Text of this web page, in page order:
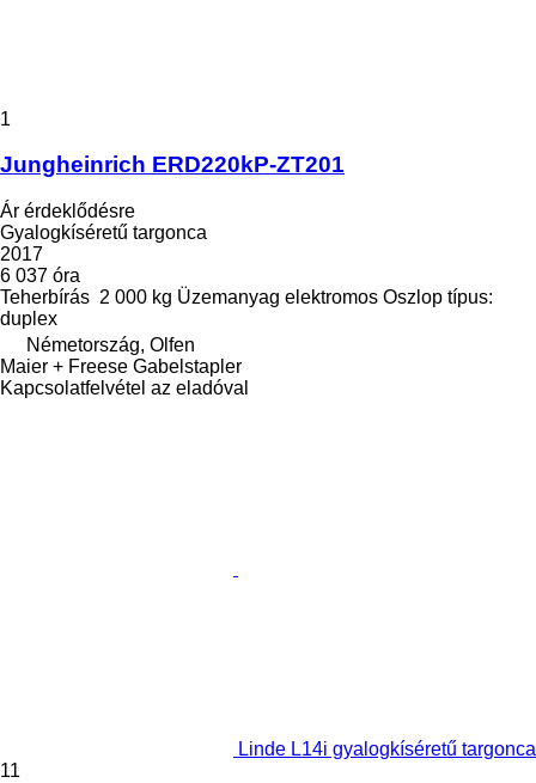
1
Jungheinrich ERD220kP-ZT201
Ár érdeklődésre
Gyalogkíséretű targonca
2017
6 037 óra
Teherbírás 2 000 kg Üzemanyag elektromos Oszlop típus:
duplex
Németország, Olfen
Maier + Freese Gabelstapler
Kapcsolatfelvétel az eladóval
Linde L14i gyalogkíséretű targonca
11